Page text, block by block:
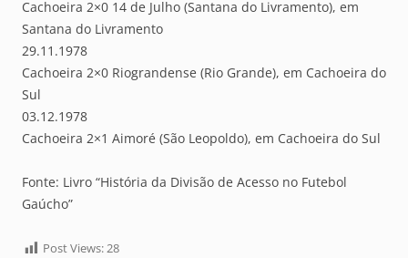
Cachoeira 2×0 14 de Julho (Santana do Livramento), em
Santana do Livramento
29.11.1978
Cachoeira 2×0 Riograndense (Rio Grande), em Cachoeira do
Sul
03.12.1978
Cachoeira 2×1 Aimoré (São Leopoldo), em Cachoeira do Sul
Fonte: Livro “História da Divisão de Acesso no Futebol
Gaúcho”
Post Views:28